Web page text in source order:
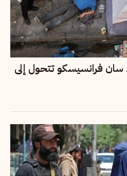
سان فرانسيسكو تتحول إلى